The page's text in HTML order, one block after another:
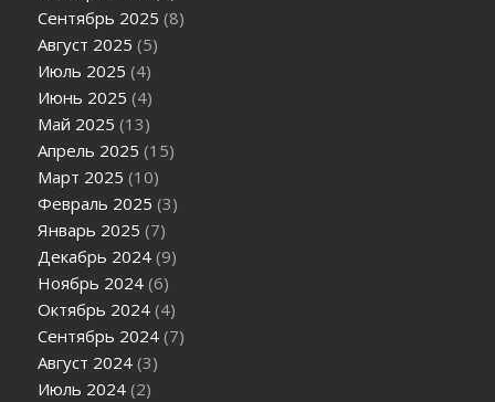
Сентябрь 2025 (8)
Август 2025 (5)
Июль 2025 (4)
Июнь 2025 (4)
Май 2025 (13)
Апрель 2025 (15)
Март 2025 (10)
Февраль 2025 (3)
Январь 2025 (7)
Декабрь 2024 (9)
Ноябрь 2024 (6)
Октябрь 2024 (4)
Сентябрь 2024 (7)
Август 2024 (3)
Июль 2024 (2)